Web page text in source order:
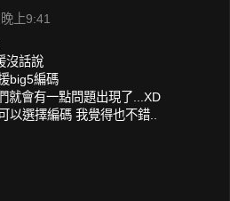
上9:41
沒話說
big5編碼
就會有一點問題出現了...XD
以選擇編碼 我覺得也不錯..